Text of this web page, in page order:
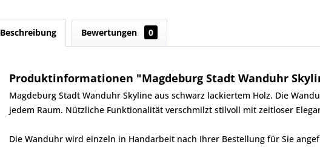
Beschreibung Bewertungen 0
Produktinformationen "Magdeburg Stadt Wanduhr
Magdeburg Stadt Wanduhr Skyline aus schwarz lackiertem Holz. Die
jedem Raum. Nützliche Funktionalität verschmilzt stilvoll mit zeitloser
Die Wanduhr wird einzeln in Handarbeit nach Ihrer Bestellung für Sie